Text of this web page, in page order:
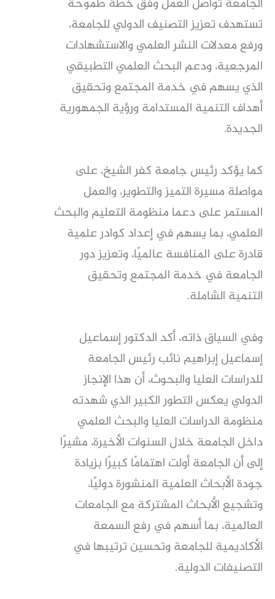
الجامعة تواصل العمل وفق خطة طموحة
تستهدف تعزيز التصنيف الدولي للجامعة،
ورفع معدلات النشر العلمي والاستشهادات
المرجعية، ودعم البحث العلمي التطبيقي
الذي يسهم في خدمة المجتمع وتحقيق
أهداف التنمية المستدامة ورؤية الجمهورية
الجديدة.
كما يؤكد رئيس جامعة كفر الشيخ، على
مواصلة مسيرة التميز والتطوير، والعمل
المستمر على دعما منظومة التعليم والبحث
العلمي، بما يسهم في إعداد كوادر علمية
قادرة على المنافسة عالميًا، وتعزيز دور
الجامعة في خدمة المجتمع وتحقيق
التنمية الشاملة.
وفي السياق ذاته، أكد الدكتور إسماعيل
إسماعيل إبراهيم نائب رئيس الجامعة
للدراسات العليا والبحوث، أن هذا الإنجاز
الدولي يعكس التطور الكبير الذي شهدته
منظومة الدراسات العليا والبحث العلمي
داخل الجامعة خلال السنوات الأخيرة، مشيرًا
إلى أن الجامعة أولت اهتمامًا كبيرًا بزيادة
جودة الأبحاث العلمية المنشورة دوليًا،
وتشجيع الأبحاث المشتركة مع الجامعات
العالمية، بما أسهم في رفع السمعة
الأكاديمية للجامعة وتحسين ترتيبها في
التصنيفات الدولية.